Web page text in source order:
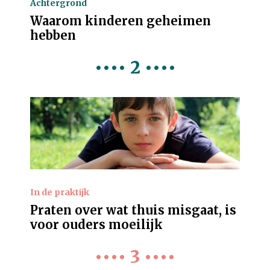
Achtergrond
Waarom kinderen geheimen
hebben
•••• 2 ••••
In de praktijk
Praten over wat thuis misgaat, is
voor ouders moeilijk
•••• 3 ••••